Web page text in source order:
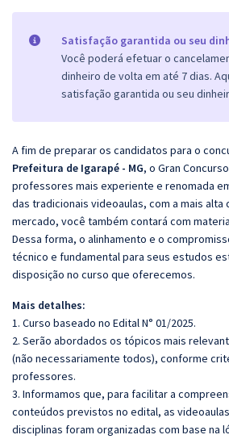
Satisfação garantida ou seu
Você poderá efetuar o
dinheiro de volta em até 7 dias.
satisfação garantida ou seu
A fim de preparar os candidatos para o
Prefeitura de Igarapé - MG, o Gran
professores mais experiente e renomada
das tradicionais videoaulas, com a mais alta
mercado, você também contará com
Dessa forma, o alinhamento e o
técnico e fundamental para seus estudos
disposição no curso que oferecemos.
Mais detalhes:
1. Curso baseado no Edital N° 01/2025.
2. Serão abordados os tópicos mais
(não necessariamente todos), conforme
professores.
3. Informamos que, para facilitar a
conteúdos previstos no edital, as
disciplinas foram organizadas com base na